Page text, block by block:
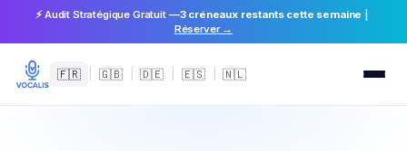
⚡ Audit Stratégique Gratuit —3 créneaux restants cette semaine
Réserver →
🇫🇷 🇬🇧 🇩🇪 🇪🇸 🇳🇱